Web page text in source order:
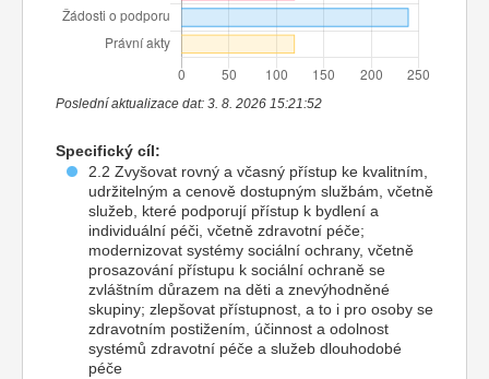
Poslední aktualizace dat: 3. 8. 2026 15:21:52
Specifický cíl:
2.2 Zvyšovat rovný a včasný přístup ke kvalitním,
udržitelným a cenově dostupným službám, včetně
služeb, které podporují přístup k bydlení a
individuální péči, včetně zdravotní péče;
modernizovat systémy sociální ochrany, včetně
prosazování přístupu k sociální ochraně se
zvláštním důrazem na děti a znevýhodněné
skupiny; zlepšovat přístupnost, a to i pro osoby se
zdravotním postižením, účinnost a odolnost
systémů zdravotní péče a služeb dlouhodobé
péče